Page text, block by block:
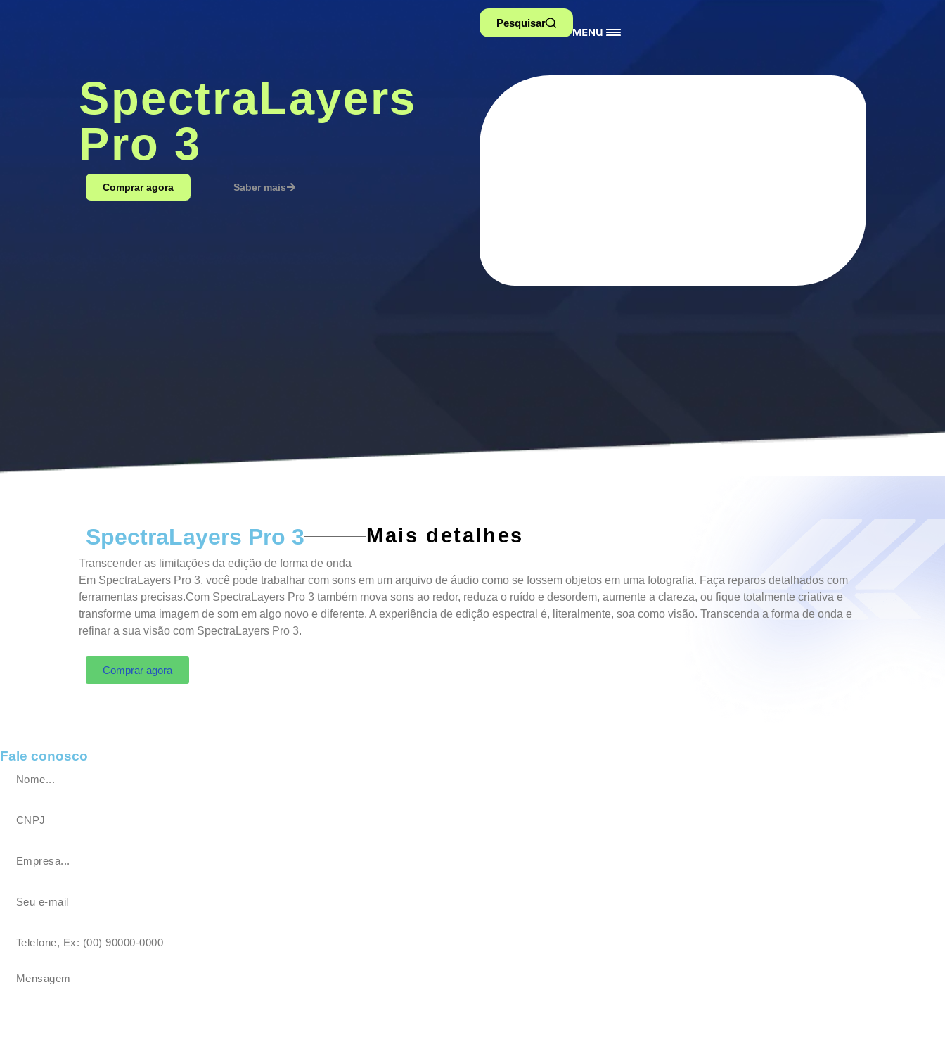
Pesquisar
SpectraLayers
Pro 3
Comprar agora Saber mais
SpectraLayers Pro 3 Mais detalhes
Transcender as limitações da edição de forma de onda
Em SpectraLayers Pro 3, você pode trabalhar com sons em um arquivo de áudio como se fossem objetos em uma fotografia. Faça reparos detalhados com
ferramentas precisas.Com SpectraLayers Pro 3 também mova sons ao redor, reduza o ruído e desordem, aumente a clareza, ou fique totalmente criativa e
transforme uma imagem de som em algo novo e diferente. A experiência de edição espectral é, literalmente, soa como visão. Transcenda a forma de onda e
refinar a sua visão com SpectraLayers Pro 3.
Comprar agora
Fale conosco